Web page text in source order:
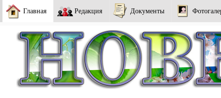
Главная Редакция Документы